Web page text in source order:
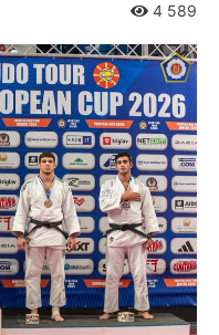
4 589